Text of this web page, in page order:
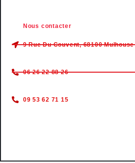
Nous contacter
9 Rue Du Couvent, 68100 Mulhouse
06 26 22 88 26
09 53 62 71 15